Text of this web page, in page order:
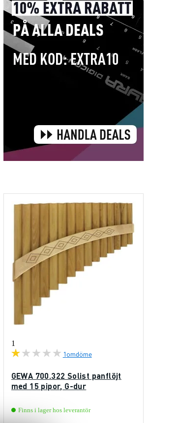
1
1omdöme
GEWA 700.322 Solist panflöjt
med 15 pipor, G-dur
Finns i lager hos leverantör